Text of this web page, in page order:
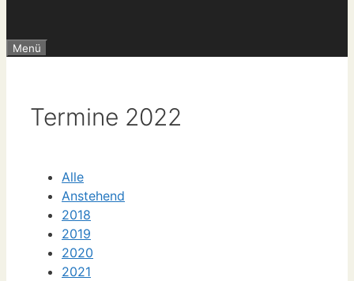
Menü
Termine 2022
Alle
Anstehend
2018
2019
2020
2021